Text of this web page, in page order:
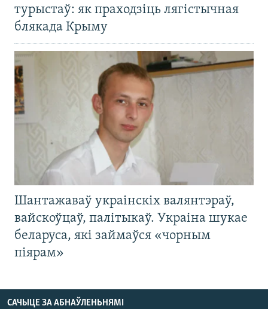
турыстаў: як праходзіць лягістычная
блякада Крыму
Шантажаваў украінскіх валянтэраў,
вайскоўцаў, палітыкаў. Украіна шукае
беларуса, які займаўся «чорным
піярам»
САЧЫЦЕ ЗА АБНАЎЛЕНЬНЯМІ